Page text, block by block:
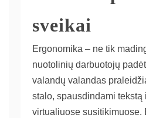
sveikai
Ergonomika – ne tik
nuotolinių darbuotojų
valandų valandas
stalo, spausdindami tekstą
virtualiuose susitikimuose.